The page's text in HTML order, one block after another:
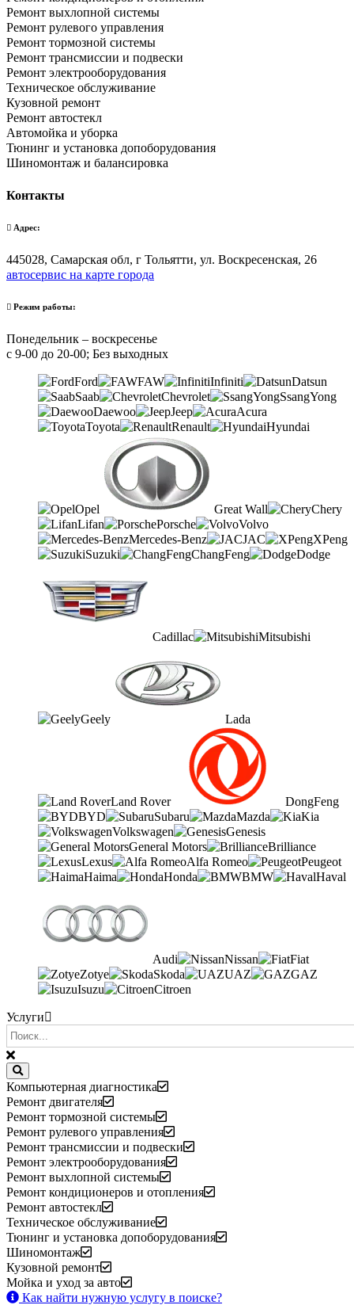
Ремонт выхлопной системы
Ремонт рулевого управления
Ремонт тормозной системы
Ремонт трансмиссии и подвески
Ремонт электрооборудования
Техническое обслуживание
Кузовной ремонт
Ремонт автостекл
Автомойка и уборка
Тюнинг и установка допоборудования
Шиномонтаж и балансировка
Контакты
Адрес:
445028, Самарская обл, г Тольятти, ул. Воскресенская, 26
автосервис на карте города
Режим работы:
Понедельник – воскресенье
с 9-00 до 20-00; Без выходных
Ford FAW Infiniti
Datsun
Saab
Chevrolet
SsangYong
Daewoo
Jeep
Acura
Toyota
Renault Hyundai
Opel Great Wall
Chery
Lifan
Porsche
Volvo
Mercedes-Benz
JAC
XPeng
Suzuki
ChangFeng Dodge
Cadillac Mitsubishi
Geely Lada
Land Rover
DongFeng
BYD
Subaru Mazda
Kia
Volkswagen
Genesis
General Motors
Brilliance
Lexus
Alfa Romeo
Peugeot
Haima
Honda BMW Haval
Audi Nissan
Fiat
Zotye
Skoda UAZ
GAZ
Isuzu
Citroen
Услуги
Компьютерная диагностика
Ремонт двигателя
Ремонт тормозной системы
Ремонт рулевого управления
Ремонт трансмиссии и подвески
Ремонт электрооборудования
Ремонт выхлопной системы
Ремонт кондиционеров и отопления
Ремонт автостекл
Техническое обслуживание
Тюнинг и установка допоборудования
Шиномонтаж
Кузовной ремонт
Мойка и уход за авто
Как найти нужную услугу в поиске?